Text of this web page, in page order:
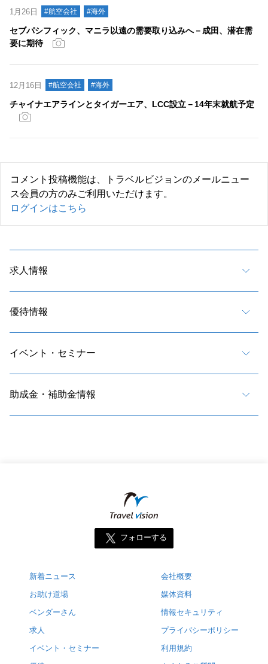
1月26日 #航空会社 #海外
セブパシフィック、マニラ以遠の需要取り込みへ－成田、潜在需
要に期待
12月16日 #航空会社 #海外
チャイナエアラインとタイガーエア、LCC設立－14年末就航予定
コメント投稿機能は、トラベルビジョンのメールニュー
ス会員の方のみご利用いただけます。
ログインはこちら
求人情報
優待情報
イベント・セミナー
助成金・補助金情報
フォローする
新着ニュース
お助け道場
ベンダーさん
求人
イベント・セミナー
会社概要
媒体資料
情報セキュリティ
プライバシーポリシー
利用規約